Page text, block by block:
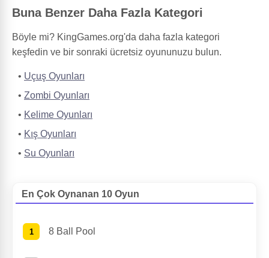
Buna Benzer Daha Fazla Kategori
Böyle mi? KingGames.org'da daha fazla kategori
keşfedin ve bir sonraki ücretsiz oyununuzu bulun.
Uçuş Oyunları
Zombi Oyunları
Kelime Oyunları
Kış Oyunları
Su Oyunları
En Çok Oynanan 10 Oyun
8 Ball Pool